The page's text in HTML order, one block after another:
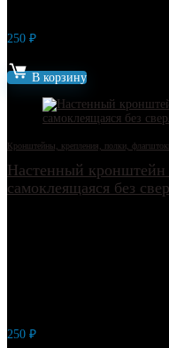
250 ₽
В корзину
Кронштейны, крепления, полки,
Настенный кронштейн
самоклеящаяся без
250 ₽